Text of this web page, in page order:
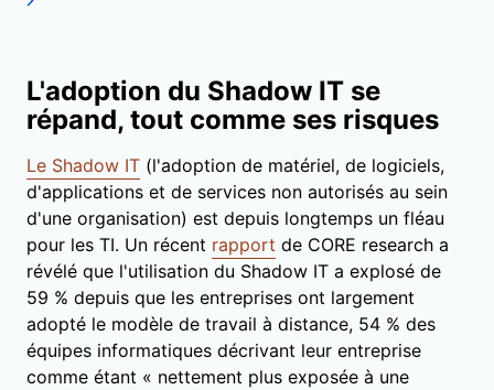
L'adoption du Shadow IT se
répand, tout comme ses risques
Le Shadow IT (l'adoption de matériel, de logiciels,
d'applications et de services non autorisés au sein
d'une organisation) est depuis longtemps un fléau
pour les TI. Un récent rapport de CORE research a
révélé que l'utilisation du Shadow IT a explosé de
59 % depuis que les entreprises ont largement
adopté le modèle de travail à distance, 54 % des
équipes informatiques décrivant leur entreprise
comme étant « nettement plus exposée à une